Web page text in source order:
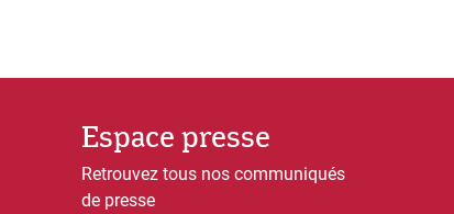
Espace presse
Retrouvez tous nos communiqués
de presse